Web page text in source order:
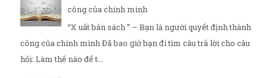
công của chính mình
“X uất bản sách ” – Bạn là người quyết định thành
công của chính mình Đã bao giờ bạn đi tìm câu trả lời cho câu
hỏi: Làm thế nào để t...